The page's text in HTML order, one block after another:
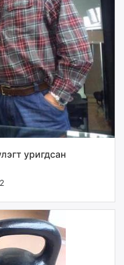
уригдсан
2